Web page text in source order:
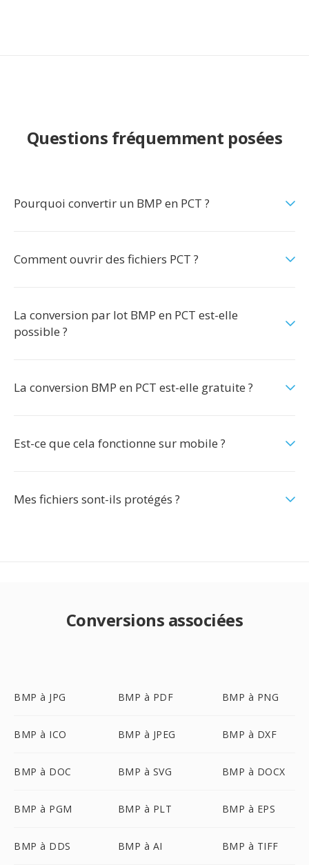
Questions fréquemment posées
Pourquoi convertir un BMP en PCT ?
Comment ouvrir des fichiers PCT ?
La conversion par lot BMP en PCT est-elle
possible ?
La conversion BMP en PCT est-elle gratuite ?
Est-ce que cela fonctionne sur mobile ?
Mes fichiers sont-ils protégés ?
Conversions associées
BMP à JPG BMP à PDF BMP à PNG
BMP à ICO BMP à JPEG BMP à DXF
BMP à DOC BMP à SVG BMP à DOCX
BMP à PGM BMP à PLT BMP à EPS
BMP à DDS BMP à AI BMP à TIFF